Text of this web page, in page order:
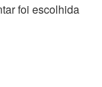
foi escolhida